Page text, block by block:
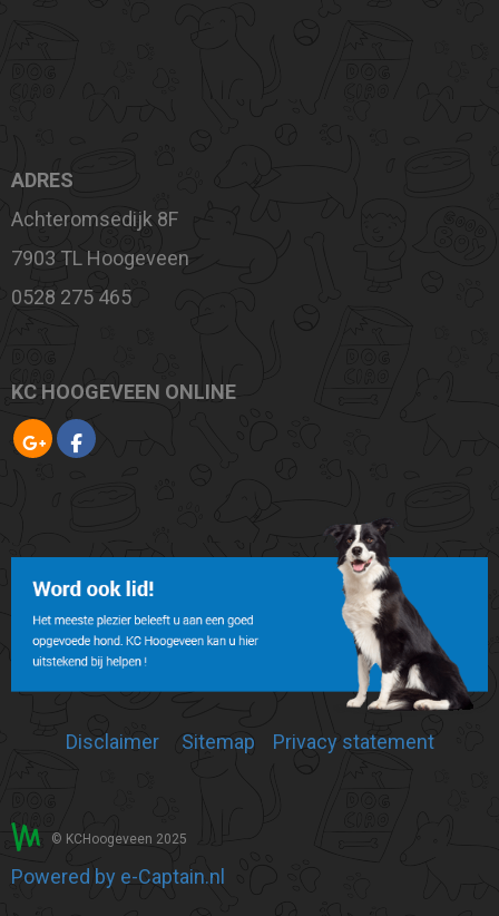
ADRES
Achteromsedijk 8F
7903 TL Hoogeveen
0528 275 465
KC HOOGEVEEN ONLINE
Disclaimer Sitemap Privacy statement
© KCHoogeveen 2025
Powered by e-Captain.nl